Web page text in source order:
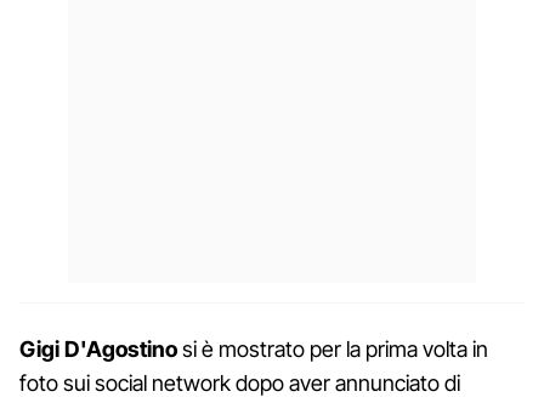
Gigi D'Agostinosi è mostrato per la prima volta in
foto sui social network dopo aver annunciato di